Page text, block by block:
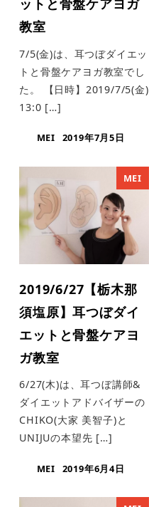
ットと骨盤ケアヨガ
教室
7/5(金)は、耳つぼダイエッ
トと骨盤ケアヨガ教室でし
た。 【日時】2019/7/5(金)
13:0 […]
MEI 2019年7月5日
MEI
2019/6/27【栃木那
須塩原】耳つぼダイ
エットと骨盤ケアヨ
ガ教室
6/27(木)は、耳つぼ講師&
ダイエットアドバイザーの
CHIKO(大家 美智子)と
UNIJUの本望先 […]
MEI 2019年6月4日